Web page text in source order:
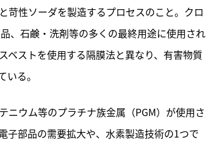
性ソーダを製造するプロセスのこと。クロ
、石鹸・洗剤等の多くの最終用途に使用され
ベストを使用する隔膜法と異なり、有害物質
る。
ウム等のプラチナ族金属（PGM）が使用さ
子部品の需要拡大や、水素製造技術の1つで